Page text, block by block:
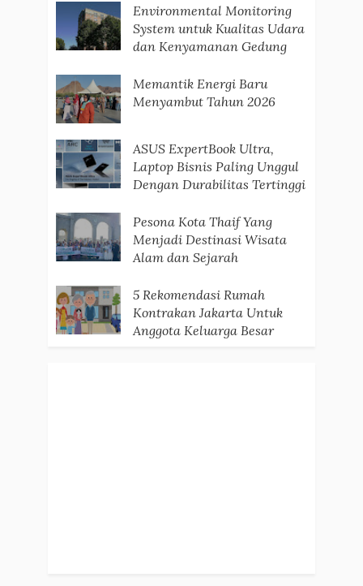
Environmental Monitoring
System untuk Kualitas Udara
dan Kenyamanan Gedung
Memantik Energi Baru
Menyambut Tahun 2026
ASUS ExpertBook Ultra,
Laptop Bisnis Paling Unggul
Dengan Durabilitas Tertinggi
Pesona Kota Thaif Yang
Menjadi Destinasi Wisata
Alam dan Sejarah
5 Rekomendasi Rumah
Kontrakan Jakarta Untuk
Anggota Keluarga Besar